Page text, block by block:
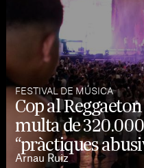
FESTIVAL DE MÚSICA
Cop al
multa de
“pràctiques
Arnau Ruiz